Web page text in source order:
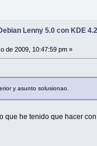
Lenny 5.0 con KDE
de 2009, 10:47:59 pm »
y asunto solusionao.
que he tenido que hacer